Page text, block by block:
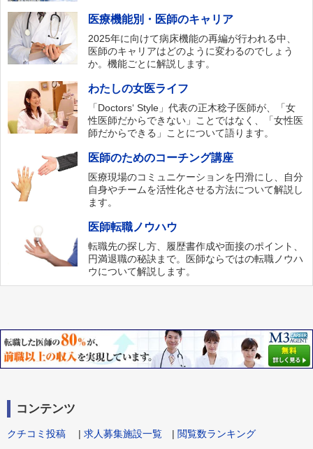
医療機能別・医師のキャリア
2025年に向けて病床機能の再編が行われる中、
医師のキャリアはどのように変わるのでしょう
か。機能ごとに解説します。
わたしの女医ライフ
「Doctors‘ Style」代表の正木稔子医師が、「女
性医師だからできない」ことではなく、「女性医
師だからできる」ことについて語ります。
医師のためのコーチング講座
医療現場のコミュニケーションを円滑にし、自分
自身やチームを活性化させる方法について解説し
ます。
医師転職ノウハウ
転職先の探し方、履歴書作成や面接のポイント、
円満退職の秘訣まで。医師ならではの転職ノウハ
ウについて解説します。
コンテンツ
クチコミ投稿 | 求人募集施設一覧 | 閲覧数ランキング